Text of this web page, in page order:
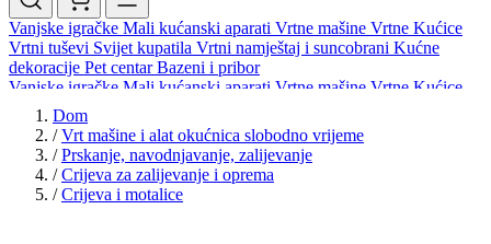
Vanjske igračke Mali kućanski aparati Vrtne mašine Vrtne Kućice
Vrtni tuševi Svijet kupatila Vrtni namještaj i suncobrani Kućne
dekoracije Pet centarBazeni i pribor
Vanjske igračke Mali kućanski aparati Vrtne mašine Vrtne Kućice
Vrtni tuševi
dekoracijePet centar Bazeni i pribor
Dom
/ Vrt mašine i alat okućnica slobodno vrijeme
/ Prskanje, navodnjavanje, zalijevanje
/ Crijeva za zalijevanje i oprema
/ Crijeva i motalice